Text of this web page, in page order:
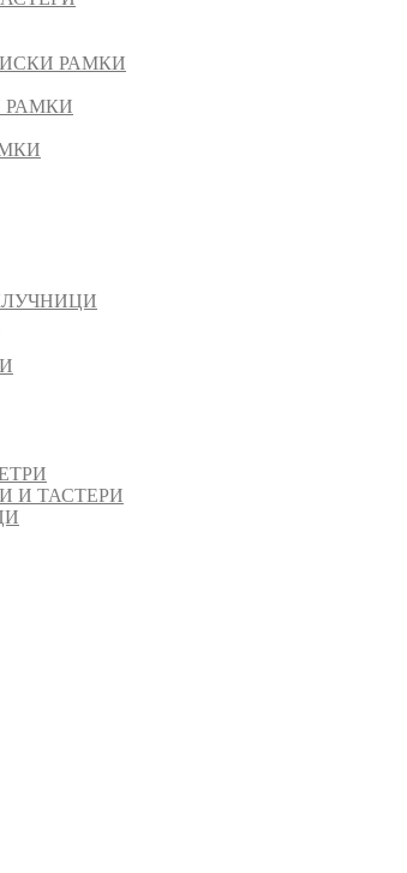
РАМКИ
РАМКИ
И ТАСТЕРИ